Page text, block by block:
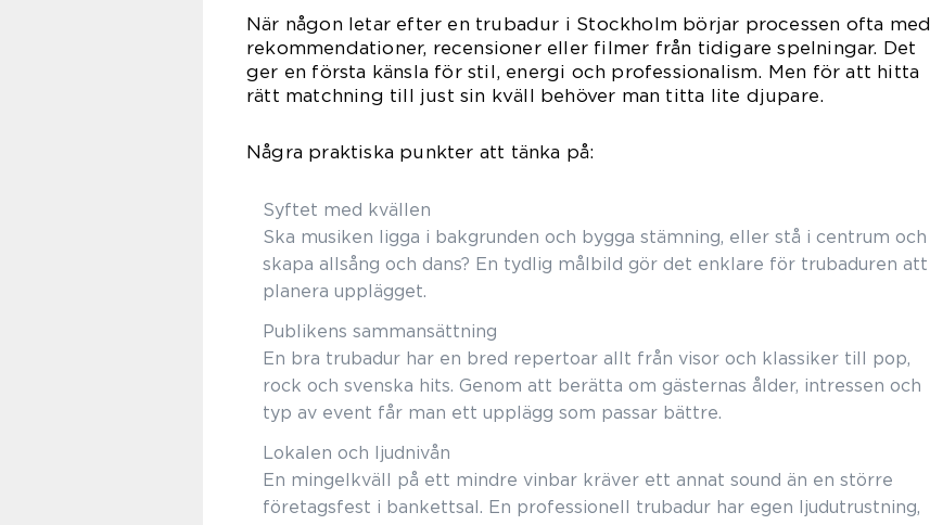
När någon letar efter en trubadur i Stockholm börjar processen ofta med
rekommendationer, recensioner eller filmer från tidigare spelningar. Det
ger en första känsla för stil, energi och professionalism. Men för att hitta
rätt matchning till just sin kväll behöver man titta lite djupare.
Några praktiska punkter att tänka på:
Syftet med kvällen
Ska musiken ligga i bakgrunden och bygga stämning, eller stå i centrum och
skapa allsång och dans? En tydlig målbild gör det enklare för trubaduren att
planera upplägget.
Publikens sammansättning
En bra trubadur har en bred repertoar allt från visor och klassiker till pop,
rock och svenska hits. Genom att berätta om gästernas ålder, intressen och
typ av event får man ett upplägg som passar bättre.
Lokalen och ljudnivån
En mingelkväll på ett mindre vinbar kräver ett annat sound än en större
företagsfest i bankettsal. En professionell trubadur har egen ljudutrustning,